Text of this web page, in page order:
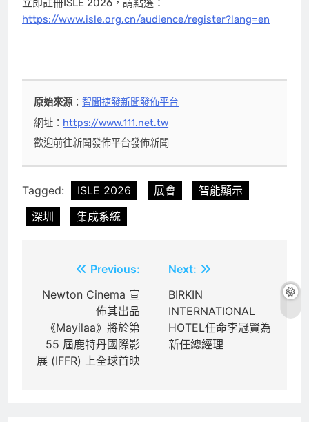
立即註冊ISLE 2026，請點選：
https://www.isle.org.cn/audience/register?lang=en
原始來源：智聞捷發新聞發佈平台
網址： https://www.111.net.tw
歡迎前往新聞發佈平台發佈新聞
Tagged: ISLE 2026 展會
智能顯示
深圳
集成系統
章
導
覽
Previous:
Newton Cinema 宣
佈其出品
《Mayilaa》將於第
55 屆鹿特丹國際影
展 (IFFR) 上全球首映
Next:
BIRKIN
INTERNATIONAL
HOTEL任命李冠賢為
新任總經理